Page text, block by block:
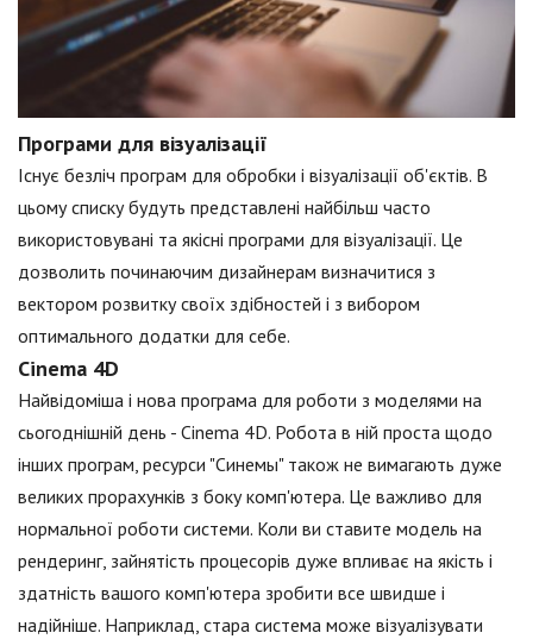
Програми для візуалізації
Існує безліч програм для обробки і візуалізації об'єктів. В
цьому списку будуть представлені найбільш часто
використовувані та якісні програми для візуалізації. Це
дозволить починаючим дизайнерам визначитися з
вектором розвитку своїх здібностей і з вибором
оптимального додатки для себе.
Cinema 4D
Найвідоміша і нова програма для роботи з моделями на
сьогоднішній день - Cinema 4D. Робота в ній проста щодо
інших програм, ресурси "Синемы" також не вимагають дуже
великих прорахунків з боку комп'ютера. Це важливо для
нормальної роботи системи. Коли ви ставите модель на
рендеринг, зайнятість процесорів дуже впливає на якість і
здатність вашого комп'ютера зробити все швидше і
надійніше. Наприклад, стара система може візуалізувати